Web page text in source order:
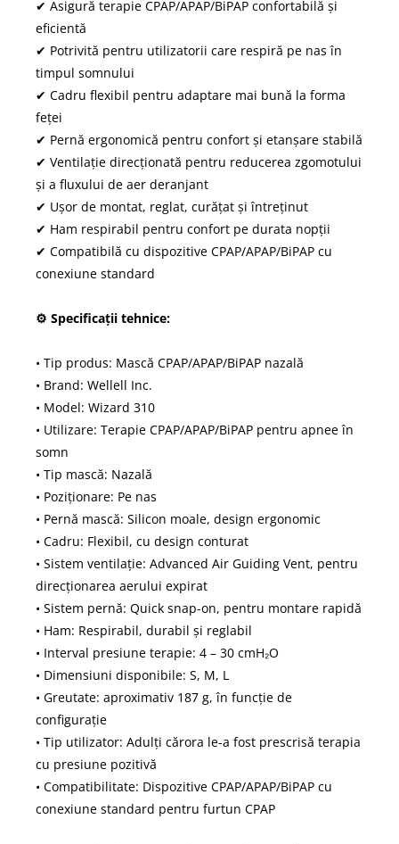
✔ Asigură terapie CPAP/APAP/BiPAP confortabilă și
eficientă
✔ Potrivită pentru utilizatorii care respiră pe nas în
timpul somnului
✔ Cadru flexibil pentru adaptare mai bună la forma
feței
✔ Pernă ergonomică pentru confort și etanșare stabilă
✔ Ventilație direcționată pentru reducerea zgomotului
și a fluxului de aer deranjant
✔ Ușor de montat, reglat, curățat și întreținut
✔ Ham respirabil pentru confort pe durata nopții
✔ Compatibilă cu dispozitive CPAP/APAP/BiPAP cu
conexiune standard
⚙ Specificații tehnice:
• Tip produs: Mască CPAP/APAP/BiPAP nazală
• Brand: Wellell Inc.
• Model: Wizard 310
• Utilizare: Terapie CPAP/APAP/BiPAP pentru apnee în
somn
• Tip mască: Nazală
• Poziționare: Pe nas
• Pernă mască: Silicon moale, design ergonomic
• Cadru: Flexibil, cu design conturat
• Sistem ventilație: Advanced Air Guiding Vent, pentru
direcționarea aerului expirat
• Sistem pernă: Quick snap-on, pentru montare rapidă
• Ham: Respirabil, durabil și reglabil
• Interval presiune terapie: 4 – 30 cmH₂O
• Dimensiuni disponibile: S, M, L
• Greutate: aproximativ 187 g, în funcție de
configurație
• Tip utilizator: Adulți cărora le-a fost prescrisă terapia
cu presiune pozitivă
• Compatibilitate: Dispozitive CPAP/APAP/BiPAP cu
conexiune standard pentru furtun CPAP